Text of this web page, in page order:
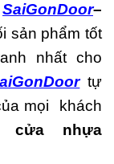
SaiGonDoor–
sản phẩm tốt
nhất cho
tự
mọi khách
cửa nhựa